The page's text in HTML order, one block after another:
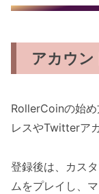
アカウン
RollerCoinの始
レスやTwitterア
登録後は、カス
ムをプレイし、